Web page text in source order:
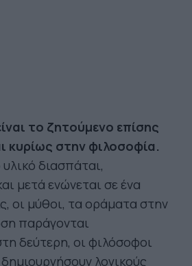
το ζητούμενο επίσης
κυρίως στην φιλοσοφία.
διασπάται,
μετά ενώνεται σε ένα
οι μύθοι, τα οράματα στην
παράγονται
δεύτερη, οι φιλόσοφοι
λογικούς